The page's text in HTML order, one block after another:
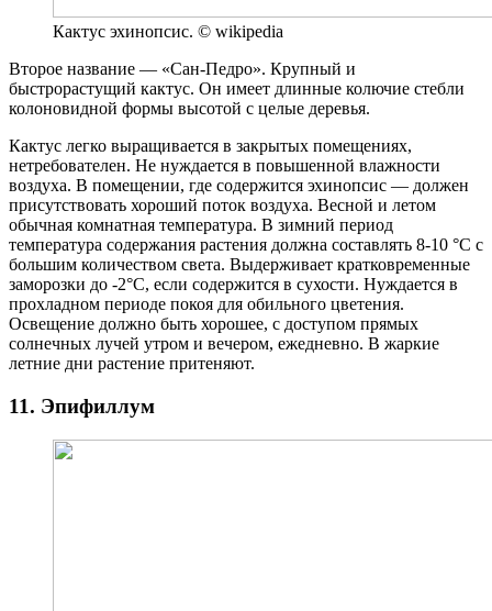
Кактус эхинопсис. © wikipedia
Второе название — «Сан-Педро». Крупный и
быстрорастущий кактус. Он имеет длинные колючие стебли
колоновидной формы высотой с целые деревья.
Кактус легко выращивается в закрытых помещениях,
нетребователен. Не нуждается в повышенной влажности
воздуха. В помещении, где содержится эхинопсис — должен
присутствовать хороший поток воздуха. Весной и летом
обычная комнатная температура. В зимний период
температура содержания растения должна составлять 8-10 °C с
большим количеством света. Выдерживает кратковременные
заморозки до -2°C, если содержится в сухости. Нуждается в
прохладном периоде покоя для обильного цветения.
Освещение должно быть хорошее, с доступом прямых
солнечных лучей утром и вечером, ежедневно. В жаркие
летние дни растение притеняют.
11. Эпифиллум